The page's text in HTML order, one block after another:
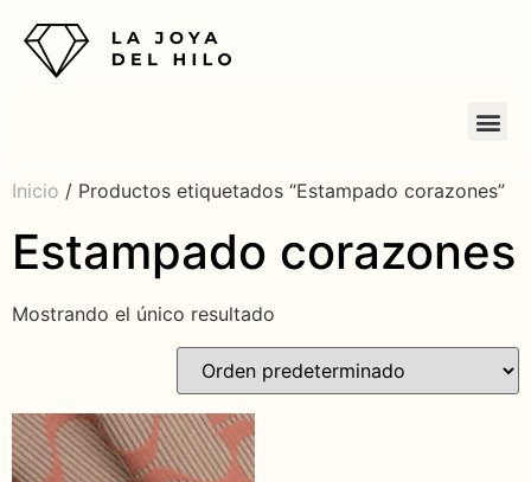
Inicio / Productos etiquetados “Estampado corazones”
Estampado corazones
Mostrando el único resultado